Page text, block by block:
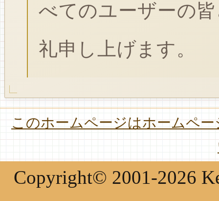
べてのユーザーの
礼申し上げます。
このホームページはホームペ
Copyright© 2001-2026